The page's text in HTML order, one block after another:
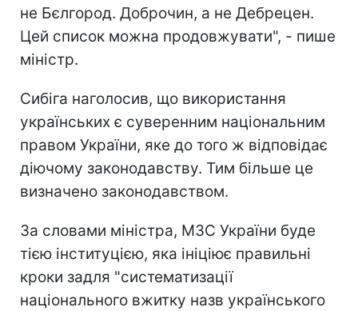
не Бєлгород. Доброчин, а не Дебрецен.
Цей список можна продовжувати", - пише
міністр.
Сибіга наголосив, що використання
українських є суверенним національним
правом України, яке до того ж відповідає
діючому законодавству. Тим більше це
визначено законодавством.
За словами міністра, МЗС України буде
тією інституцією, яка ініціює правильні
кроки задля "систематизації
національного вжитку назв українського